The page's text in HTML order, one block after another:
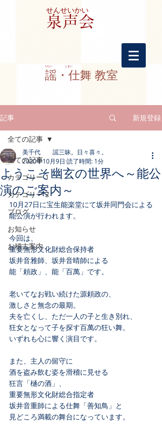
​泉声会
せんせいかい
謡・仕舞 教室
​うたい しまい
記事 新規登録
全ての記事
カテゴリー 1
カテゴリー 2
ブログ
お知らせ
お稽古案内
全ての記事
ようこそ幽玄の世界へ～能公
演のご案内～
美千代 謡三昧。日々喜々。
2020年10月9日 読了時間: 1分
10月27日に宝生能楽堂にて坂井同門会による
能公演が行われます。
今回は、
重要無形文化財総合保持者
坂井音雅師、坂井音晴師による
能「頼政」、能「百萬」です。
老いてなお戦い続けた源頼政の、
激しさと無念の最期。
夫を亡くし、ただ一人の子と生き別れ、
狂女となって子を探す百萬の狂い舞。
いずれも心に響く演目です。
また、主人の留守に
酒を盗み飲む姿を滑稽に見せる
狂言「樋の酒」、
重要無形文化財総合指定者
坂井音重師による仕舞「善知鳥」と
見どころ満載の舞台になっています。